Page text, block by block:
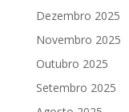
Dezembro 2025
Novembro 2025
Outubro 2025
Setembro 2025